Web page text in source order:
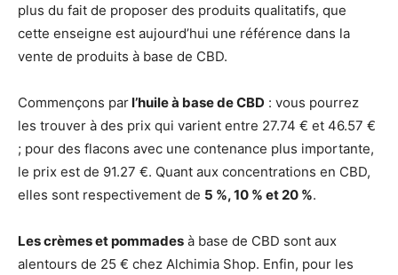
plus du fait de proposer des produits qualitatifs, que
cette enseigne est aujourd’hui une référence dans la
vente de produits à base de CBD.
Commençons parl’huile à base de CBD : vous pourrez
les trouver à des prix qui varient entre 27.74 € et 46.57 €
; pour des flacons avec une contenance plus importante,
le prix est de 91.27 €. Quant aux concentrations en CBD,
elles sont respectivement de 5 %, 10 % et 20 %.
Les crèmes et pommades à base de CBD sont aux
alentours de 25 € chez Alchimia Shop. Enfin, pour les